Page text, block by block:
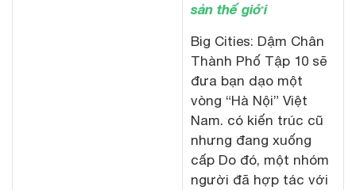
sản thế giới
Big Cities: Dậm Chân
Thành Phố Tập 10 sẽ
đưa bạn dạo một
vòng “Hà Nội” Việt
Nam. có kiến ​​trúc cũ
nhưng đang xuống
cấp Do đó, một nhóm
người đã hợp tác với